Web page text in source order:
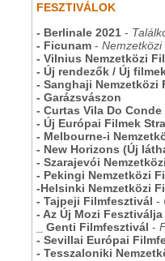
FESZTIVÁLOK
- Berlinale 2021 -
- Ficunam -
- Vilnius Nemzetközi
- Új rendezők / Új
- Sanghaji Nemzetközi
- Garázsvászon
- Curtas Vila Do Conde
- Új Európai Filmek
- Melbourne-i
- New Horizons (Új
- Szarajevói
- Pekingi Nemzetközi
-Helsinki Nemzetközi
- Tajpeji Filmfesztivál -
- Az Új Mozi Fesztiválja
_ Genti Filmfesztivál -
- Sevillai Európai
- Tesszaloniki